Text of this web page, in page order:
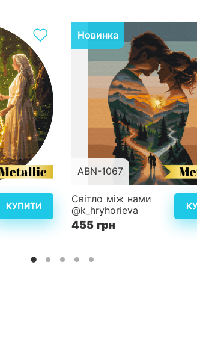
Детальніше
КУПИТИ
Новинка
ABN-1067
Розмір
Складність
Світло між нами
@k_hryhorieva
455 грн